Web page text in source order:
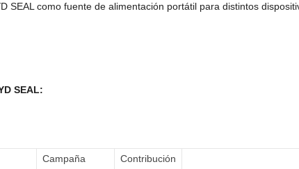
SEAL como fuente de alimentación portátil para distintos
SEAL:
Campaña
Contribución